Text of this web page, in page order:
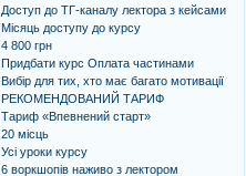
Доступ до ТГ-каналу лектора з кейсами
Місяць доступу до курсу
4 800 грн
Придбати курс Оплата частинами
Вибір для тих, хто має багато мотивації
РЕКОМЕНДОВАНИЙ ТАРИФ
Тариф «Впевнений старт»
20 місць
Усі уроки курсу
6 воркшопів наживо з лектором